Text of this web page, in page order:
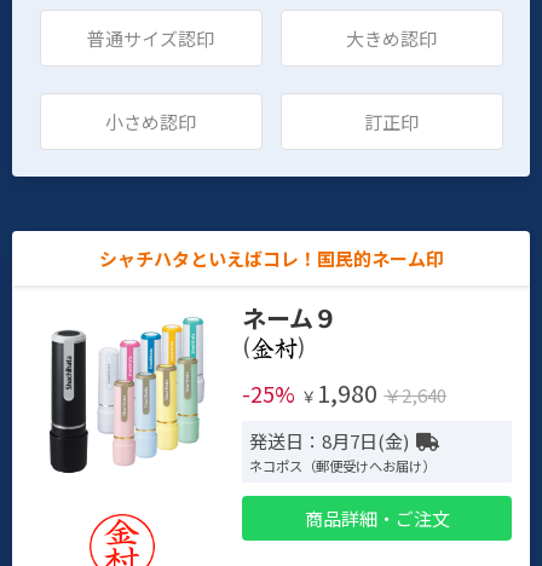
普通サイズ認印 大きめ認印
小さめ認印 訂正印
シャチハタといえばコレ！国民的ネーム印
ネーム９
(
)
-25% ￥ 1,980 ￥2,640
発送日：8月7日(金)
ネコポス（郵便受けへお届け）
商品詳細・ご注文